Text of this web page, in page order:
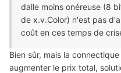
dalle moins onéreuse (8
de x.v.Color) n'est pas
coût en ces temps de
Bien sûr, mais la
augmenter le prix total,